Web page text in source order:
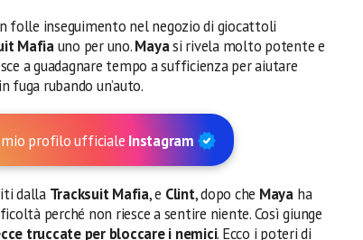
folle inseguimento nel negozio di giocattoli
Mafiauno per uno.Mayasi rivela molto potente e
a guadagnare tempo a sufficienza per aiutare
fuga rubando un’auto.
mio profilo ufficiale Instagram
dalla Tracksuit Mafia, e Clint, dopo che Maya ha
perché non riesce a sentire niente. Così giunge
truccate per bloccare i nemici. Ecco i poteri di